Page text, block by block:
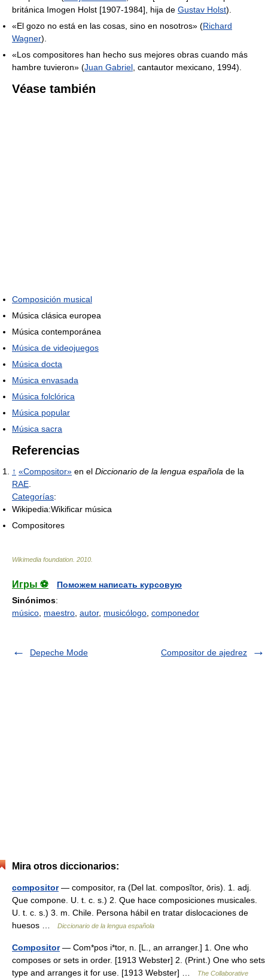
británica Imogen Holst [1907-1984], hija de Gustav Holst).
«El gozo no está en las cosas, sino en nosotros» (Richard
Wagner).
«Los compositores han hecho sus mejores obras cuando más
hambre tuvieron» (Juan Gabriel , cantautor mexicano, 1994).
Véase también
Composición musical
Música clásica europea
Música contemporánea
Música de videojuegos
Música docta
Música envasada
Música folclórica
Música popular
Música sacra
Referencias
↑ «Compositor» en el Diccionario de la lengua española de la
RAE
Categorías:
Wikipedia:Wikificar música
Compositores
Wikimedia foundation 2010
Игры ⚽
Поможем написать курсовую
Sinónimos:
músico maestro autor, musicólogo componedor
Depeche Mode Compositor de ajedrez
Mira otros diccionarios:
compositor— compositor, ra (Del lat. composĭtor, ōris). 1. adj.
Que compone. U. t. c. s.) 2. Que hace composiciones musicales.
U. t. c. s.) 3. m. Chile. Persona hábil en tratar dislocaciones de
huesos …
Diccionario de la lengua española
Compositor— Com*pos i*tor, n. [L., an arranger.] 1. One who
composes or sets in order. [1913 Webster] 2. (Print.) One who sets
type and arranges it for use. [1913 Webster] …
The Collaborative